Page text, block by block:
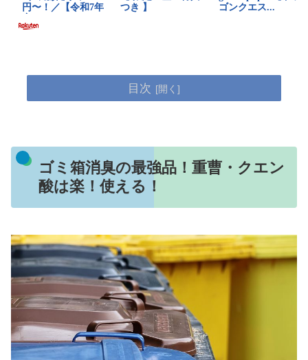
目次
ゴミ箱消臭の最強品！重曹・クエン
酸は楽！使える！